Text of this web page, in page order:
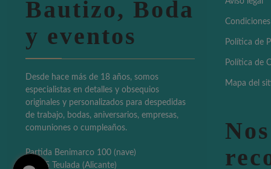
Bautizo, Boda
y eventos
Desde hace más de 18 años, somos
especialistas en detalles y obsequios
originales y personalizados para despedidas
de trabajo, bodas, aniversarios, empresas,
comuniones o cumpleaños.
Partida Benimarco 100 (nave)
03725 Teulada (Alicante)
Política de
Política de
Mapa del
Nos